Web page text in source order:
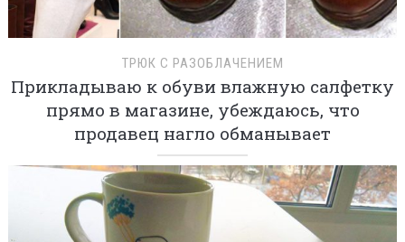
ТРЮК С РАЗОБЛАЧЕНИЕМ
Прикладываю к обуви влажную салфетку
прямо в магазине, убеждаюсь, что
продавец нагло обманывает